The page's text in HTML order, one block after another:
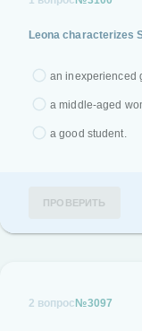
Leona characterizes
an inexperienced
a middle-aged
a good student.
ПРОВЕРИТЬ
2 вопрос №3097